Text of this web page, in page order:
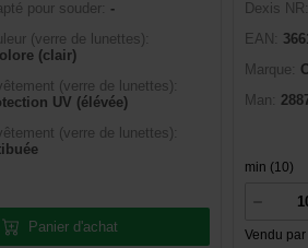
pour souder:
-
(verre de lunettes):
(clair)
(verre de lunettes):
UV (élévée)
(verre de lunettes):
Panier d'achat
Dexis NR:
EAN:
Marque:
Man:
min (10)
Vendu par